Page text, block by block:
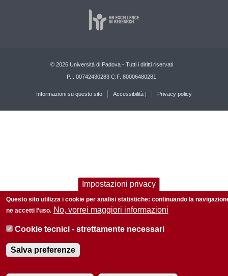
© 2026 Università di Padova - Tutti i diritti riservati
P.I. 00742430283 C.F. 80006480281
Informazioni su questo sito Accessibilità | Privacy policy
Impostazioni privacy
Questo sito utilizza i cookie per analisi statistiche: continuando la
ne accetti l'uso. No, vorrei maggiori informazioni
Cookie tecnici - strettamente necessari
Salva preferenze